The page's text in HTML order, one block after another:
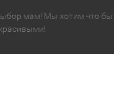
мам! Мы хотим что бы